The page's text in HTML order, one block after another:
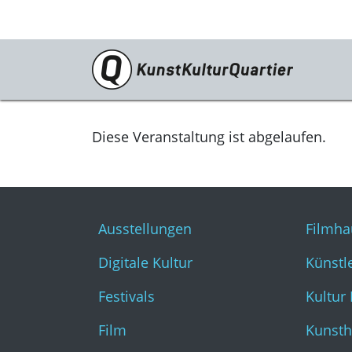
Programm
Ausstellungen
Film
Literatur & Diskurs
Musik
Diese Veranstaltung ist abgelaufen.
Ausstellungen
Digitale Kultur
Festivals
Film
Kultur